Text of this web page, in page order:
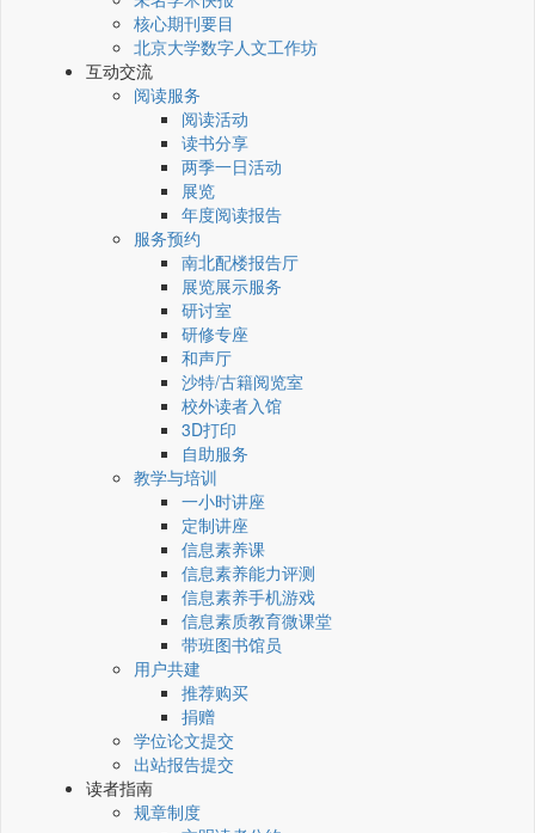
核心期刊要目
北京大学数字人文工作坊
互动交流
阅读服务
阅读活动
读书分享
两季一日活动
展览
年度阅读报告
服务预约
南北配楼报告厅
展览展示服务
研讨室
研修专座
和声厅
沙特/古籍阅览室
校外读者入馆
3D打印
自助服务
教学与培训
一小时讲座
定制讲座
信息素养课
信息素养能力评测
信息素养手机游戏
信息素质教育微课堂
带班图书馆员
用户共建
推荐购买
捐赠
学位论文提交
出站报告提交
读者指南
规章制度